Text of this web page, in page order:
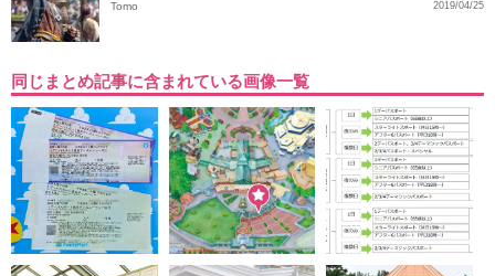
2019/04/25
Tomo
同じまとめ記事に含まれている画像一覧